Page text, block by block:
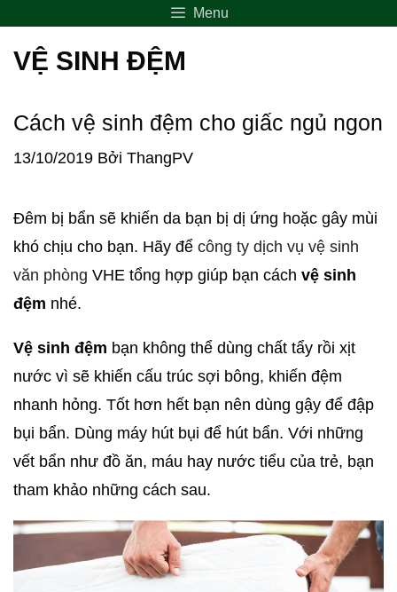
Menu
VỆ SINH ĐỆM
Cách vệ sinh đệm cho giấc ngủ ngon
13/10/2019 Bởi ThangPV
Đêm bị bẩn sẽ khiến da bạn bị dị ứng hoặc gây mùi
khó chịu cho bạn. Hãy để công ty dịch vụ vệ sinh
văn phòng VHE tổng hợp giúp bạn cách vệ sinh
đệm nhé.
Vệ sinh đệm bạn không thể dùng chất tẩy rồi xịt
nước vì sẽ khiến cấu trúc sợi bông, khiến đệm
nhanh hỏng. Tốt hơn hết bạn nên dùng gậy để đập
bụi bẩn. Dùng máy hút bụi để hút bẩn. Với những
vết bẩn như đồ ăn, máu hay nước tiểu của trẻ, bạn
tham khảo những cách sau.